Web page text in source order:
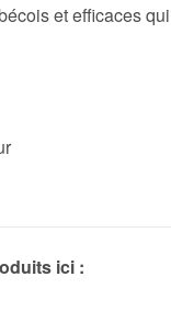
et efficaces
ici :